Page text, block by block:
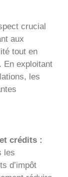
crucial
aux
tout en
En exploitant
les
crédits :
les
d’impôt